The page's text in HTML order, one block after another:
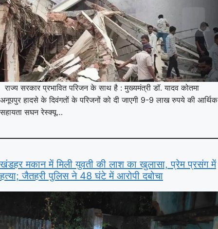
राज्य सरकार प्रभावित परिजन के साथ है : मुख्यमंत्री डॉ. यादव कोतमा
अनूपपुर हादसे के दिवंगतों के परिजनों को दी जाएगी 9-9 लाख रुपये की आर्थिक
सहायता सघन रेस्क्यू…
खंडहर मकान में मिली युवती की लाश का खुलासा, प्रेम प्रसंग में
हत्या; जैतहरी पुलिस ने 48 घंटे में आरोपी दबोचा